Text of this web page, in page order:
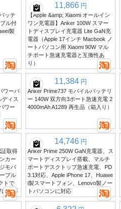
ッテ
ル付
製
11,866 円
【Apple &amp; Xiaomi オールイン
ワン充電器】Anker 100W スマー
トディスプレイ充電器 Lite GaN充
電器（Apple 17インチ Macbook ノ
ートパソコン用 Xiaomi 90W マル
チポート急速充電器と互換性あ
り）
ワーバ
ディス
ワー
11,384 円
Anker Prime737 モバイルバッテリ
ー 140W 双方向3ポート急速充電 2
4000mAh A1289 再生品（箱入り）
証取得
カー
モバ
ブル
トで
に対応
14,746 円
Anker Prime 250W GaN充電器、ス
マートディスプレイ搭載、マルチ
ポートデスクトップ急速充電、PD
3.1対応、Apple iPhone 17、Huawe
i製スマートフォン、Lenovo製ノー
トパソコンに対応